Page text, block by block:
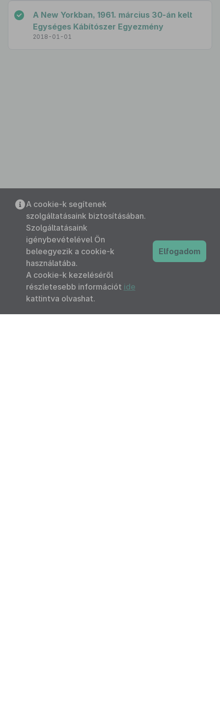
A New Yorkban, 1961. március 30-án kelt
Egységes Kábítószer Egyezmény
2018-01-01
A cookie-k segítenek
szolgáltatásaink biztosításában.
Szolgáltatásaink
igénybevételével Ön
beleegyezik a cookie-k
használatába.
A cookie-k kezeléséről
részletesebb információt ide
kattintva olvashat.
Elfogadom